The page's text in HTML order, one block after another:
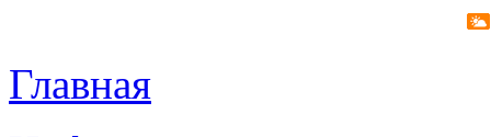
Главная